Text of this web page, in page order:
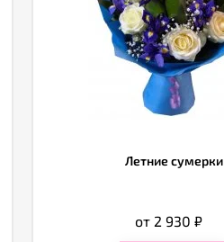
Летние сумерки
от 2 930 ₽